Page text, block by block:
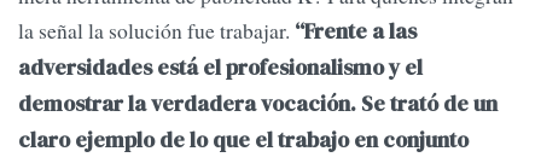
la señal la solución fue trabajar. “Frente a las
adversidades está el profesionalismo y el
demostrar la verdadera vocación. Se trató de un
claro ejemplo de lo que el trabajo en conjunto